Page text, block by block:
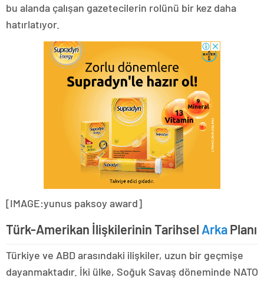
bu alanda çalışan gazetecilerin rolünü bir kez daha
hatırlatıyor.
[IMAGE:yunus paksoy award]
Türk-Amerikan İlişkilerinin Tarihsel ArkaPlanı
Türkiye ve ABD arasındaki ilişkiler, uzun bir geçmişe
dayanmaktadır. İki ülke, Soğuk Savaş döneminde NATO